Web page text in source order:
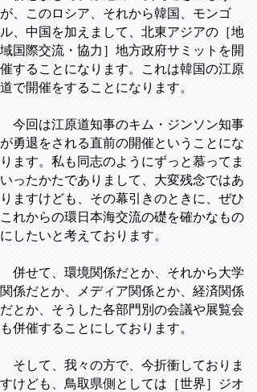
が、このロシア、それから韓国、モンゴ
ル、中国を加えまして、北東アジアの［地
域国際交流・協力］地方政府サミットを開
催することになります。これは韓国の江原
道で開催をすることになります。
今回は江原道知事のキム・ジンソン知事
が勇退をされる直前の開催ということにな
ります。私も同志のようにずっと慕ってま
いったかたでありまして、大変残念ではあ
りますけども、その幕引きのときに、ぜひ
これからの環日本海交流の礎を確かなもの
にしたいと考えております。
併せて、環境関係だとか、それから大学
関係だとか、メディア関係とか、経済関係
だとか、そうした各部門別の会議や展覧会
も併催することにしております。
そして、我々の方で、今折衝しておりま
すけども、鳥取県側としては［世界］ジオ